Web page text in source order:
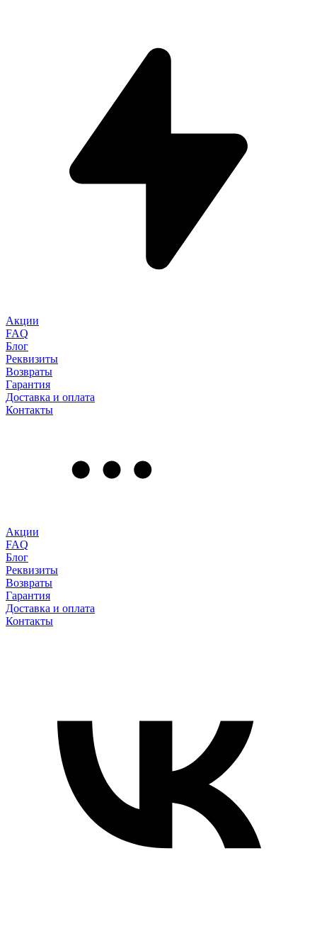
Акции
FAQ
Блог
Реквизиты
Возвраты
Гарантия
Доставка и оплата
Контакты
Акции
FAQ
Блог
Реквизиты
Возвраты
Гарантия
Доставка и оплата
Контакты